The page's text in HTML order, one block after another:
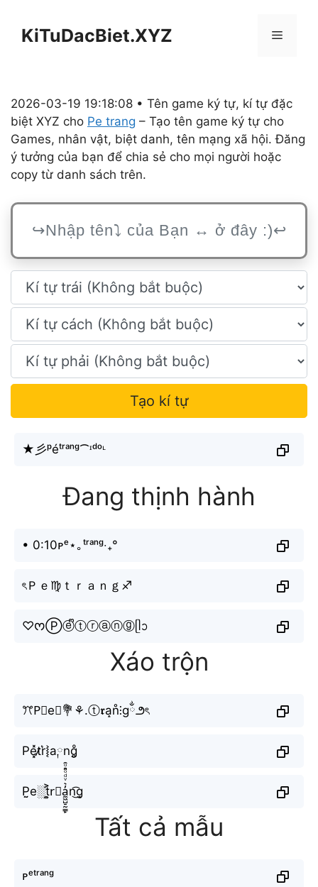
KiTuDacBiet.XYZ Menu
2026-03-19 19:18:08 • Tên game ký tự, kí tự đặc
biệt XYZ cho Pe trang – Tạo tên game ký tự cho
Games, nhân vật, biệt danh, tên mạng xã hội. Đăng
ý tưởng của bạn để chia sẻ cho mọi người hoặc
copy từ danh sách trên.
Tạo kí tự
★彡ᵖéㅤᵗʳᵃⁿᵍ⁀ᶦᵈᵒᶫ
Đang thịnh hành
• 0:10ᴘᵉ⋆｡ᵗʳᵃⁿᵍ‧₊°
ৎＰｅ♍︎ｔｒａｎｇ♐︎
♡ᰔⓅⓔᩚⓣⓡⓐⓝⓖᥫᩣ
Xáo trộn
ꔫP⃗e∿💐⚘.ⓣ𝖗a̝n̊⫶gྂ౨ৎ
Pe͓̽t̷̷r͛⦚a༙ng̥ͦ
P̤̮e░t͎͍͐r⃣a̼͖̺̠̰͇̙̓͛ͮͩͦ̎ͦ̑ͅn͜͡g̝
Tất cả mẫu
ᴘᵉᵗʳᵃⁿᵍ